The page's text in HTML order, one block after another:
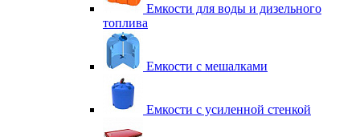
Емкости для воды и дизельного
топлива
Емкости с мешалками
Емкости с усиленной стенкой